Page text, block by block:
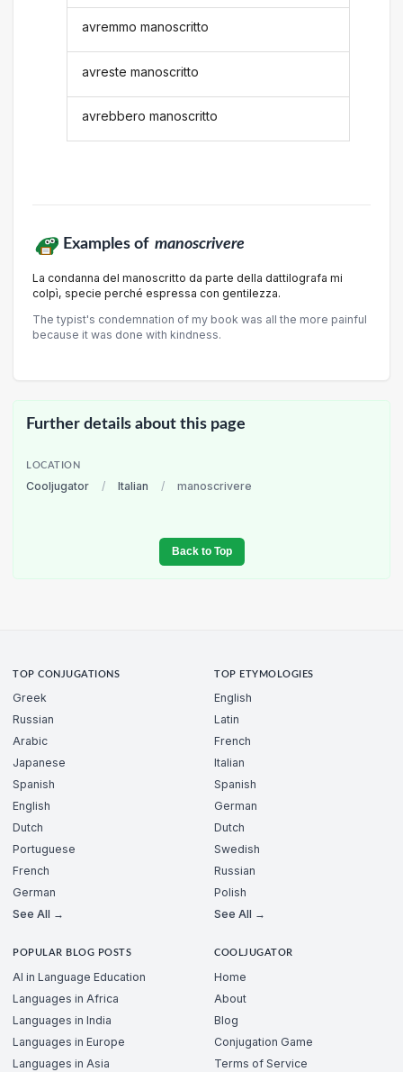
avremmo manoscritto
avreste manoscritto
avrebbero manoscritto
Examples of manoscrivere
La condanna del manoscritto da parte della dattilografa mi
colpì, specie perché espressa con gentilezza.
The typist's condemnation of my book was all the more painful
because it was done with kindness.
Further details about this page
LOCATION
Cooljugator / Italian / manoscrivere
Back to Top
TOP CONJUGATIONS
Greek
Russian
Arabic
Japanese
Spanish
English
Dutch
Portuguese
French
German
See All →
TOP ETYMOLOGIES
English
Latin
French
Italian
Spanish
German
Dutch
Swedish
Russian
Polish
See All →
POPULAR BLOG POSTS
AI in Language Education
Languages in Africa
Languages in India
Languages in Europe
Languages in Asia
COOLJUGATOR
Home
About
Blog
Conjugation Game
Terms of Service